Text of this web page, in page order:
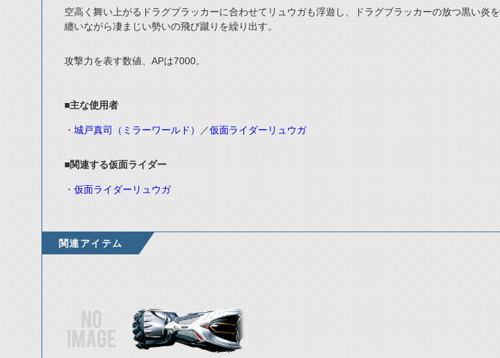
空高く舞い上がるドラグブラッカーに合わせてリュウガも浮遊し、ドラグブラッカーの放つ黒い炎を
纏いながら凄まじい勢いの飛び蹴りを繰り出す。
攻撃力を表す数値、APは7000。
■主な使用者
・ 城戸真司（ミラーワールド） ／仮面ライダーリュウガ
■関連する仮面ライダー
・ 仮面ライダーリュウガ
関連アイテム